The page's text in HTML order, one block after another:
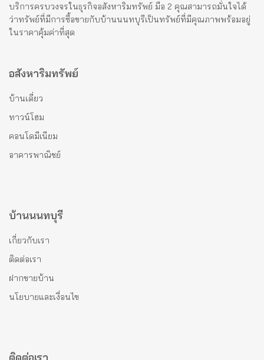
บริการครบวงจรในธุรกิจอสังหาริมทรัพย์ มือ 2 คุณสามารถมั่นใจได้
ว่าทรัพย์ที่มีการซื้อขายกับบ้านนนทบุรีเป็นทรัพย์ที่มีคุณภาพพร้อมอยู่
ในราคาคุ้มค่าที่สุด
อสังหาริมทรัพย์
บ้านเดี่ยว
ทาวน์โฮม
คอนโดมีเนียม
อาคารพาณิชย์
บ้านนนทบุรี
เกี่ยวกับเรา
ติดต่อเรา
ฝากขายบ้าน
นโยบายและเงื่อนไข
ติดต่อเรา